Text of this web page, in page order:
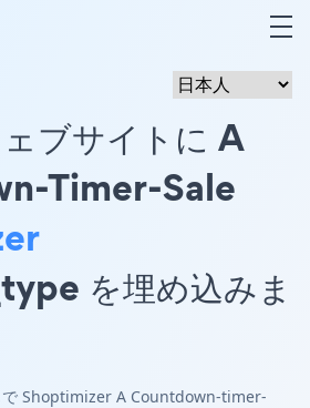
ブサイトに A
Timer-Sale
を埋め込みま
で Shoptimizer A Countdown-timer-